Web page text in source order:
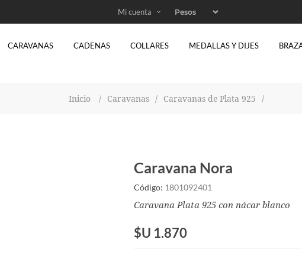
Mi cuenta
CARAVANAS CADENAS COLLARES MEDALLAS Y DIJES
Inicio / Caravanas / Caravanas de Plata 925 /
Caravana Nora
Código: 1801092401
Caravana Plata 925 con nácar blanco
$U 1.870